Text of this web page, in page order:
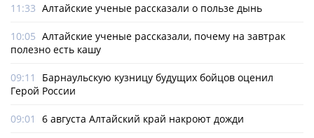
11:33 Алтайские ученые рассказали о пользе дынь
10:05 Алтайские ученые рассказали, почему на завтрак
полезно есть кашу
09:11
Барнаульскую кузницу будущих бойцов оценил
Герой России
09:01 6 августа Алтайский край накроют дожди